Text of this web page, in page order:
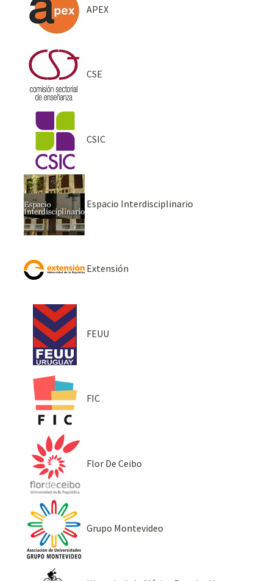
APEX
CSE
CSIC
Espacio Interdisciplinario
Extensión
FEUU
FIC
Flor De Ceibo
Grupo Montevideo